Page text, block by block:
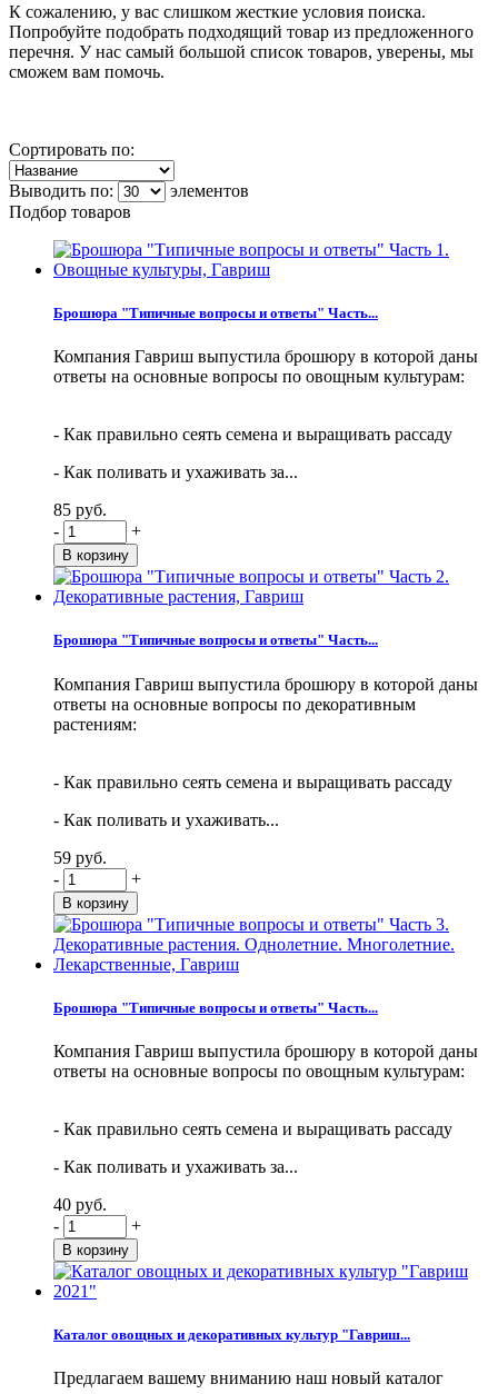
К сожалению, у вас слишком жесткие условия поиска.
Попробуйте подобрать подходящий товар из предложенного
перечня. У нас самый большой список товаров, уверены, мы
сможем вам помочь.
Сортировать по:
Выводить по:
элементов
Подбор товаров
Брошюра "Типичные вопросы и ответы" Часть...
Компания Гавриш выпустила брошюру в которой даны
ответы на основные вопросы по овощным культурам:
- Как правильно сеять семена и выращивать рассаду
- Как поливать и ухаживать за...
85 руб.
-
+
Брошюра "Типичные вопросы и ответы" Часть...
Компания Гавриш выпустила брошюру в которой даны
ответы на основные вопросы по декоративным
растениям:
- Как правильно сеять семена и выращивать рассаду
- Как поливать и ухаживать...
59 руб.
-
+
Брошюра "Типичные вопросы и ответы" Часть...
Компания Гавриш выпустила брошюру в которой даны
ответы на основные вопросы по овощным культурам:
- Как правильно сеять семена и выращивать рассаду
- Как поливать и ухаживать за...
40 руб.
-
+
Каталог овощных и декоративных культур "Гавриш...
Предлагаем вашему вниманию наш новый каталог